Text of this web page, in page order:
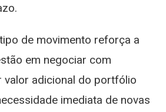
de movimento reforça a
em negociar com
valor adicional do portfólio
imediata de novas